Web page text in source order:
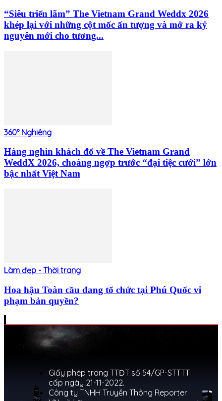
“Siêu triển lãm” The Vietnam Grand Weddx 2026
khép lại với những cột mốc ấn tượng và mở ra kỷ
nguyên mới cho tương...
360° Nghiêng
Hàng nghìn khách đổ về The Vietnam Grand
WeddX 2026, choáng ngợp trước “đại tiệc cưới” lớn
bậc nhất Việt Nam
Làm đẹp - Thời trang
Hoa hậu Toàn cầu đang tổ chức tại Phú Quốc vi
phạm bản quyền?
Giấy phép trang TTĐT số 54/GP-STTTT
cấp ngày 21-11-2022.
Công ty TNHH Truyền Thông Reporter